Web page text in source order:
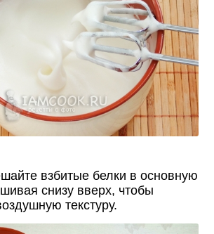
взбитые белки в основную
снизу вверх, чтобы
текстуру.